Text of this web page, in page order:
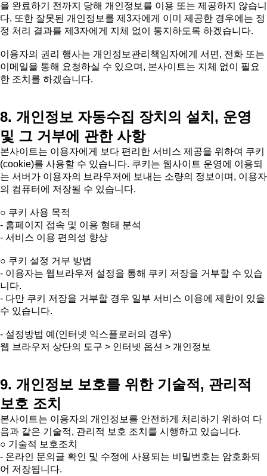
을 완료하기 전까지 당해 개인정보를 이용 또는 제공하지 않습니
다. 또한 잘못된 개인정보를 제3자에게 이미 제공한 경우에는 정
정 처리 결과를 제3자에게 지체 없이 통지하도록 하겠습니다.
이용자의 권리 행사는 개인정보관리책임자에게 서면, 전화 또는
이메일을 통해 요청하실 수 있으며, 본사이트는 지체 없이 필요
한 조치를 하겠습니다.
8. 개인정보 자동수집 장치의 설치, 운영
및 그 거부에 관한 사항
본사이트는 이용자에게 보다 편리한 서비스 제공을 위하여 쿠키
(cookie)를 사용할 수 있습니다. 쿠키는 웹사이트 운영에 이용되
는 서버가 이용자의 브라우저에 보내는 소량의 정보이며, 이용자
의 컴퓨터에 저장될 수 있습니다.
○ 쿠키 사용 목적
- 홈페이지 접속 및 이용 형태 분석
- 서비스 이용 편의성 향상
○ 쿠키 설정 거부 방법
- 이용자는 웹브라우저 설정을 통해 쿠키 저장을 거부할 수 있습
니다.
- 다만 쿠키 저장을 거부할 경우 일부 서비스 이용에 제한이 있을
수 있습니다.
- 설정방법 예(인터넷 익스플로러의 경우)
웹 브라우저 상단의 도구 > 인터넷 옵션 > 개인정보
9. 개인정보 보호를 위한 기술적, 관리적
보호 조치
본사이트는 이용자의 개인정보를 안전하게 처리하기 위하여 다
음과 같은 기술적, 관리적 보호 조치를 시행하고 있습니다.
○ 기술적 보호조치
- 온라인 문의글 확인 및 수정에 사용되는 비밀번호는 암호화되
어 저장됩니다.